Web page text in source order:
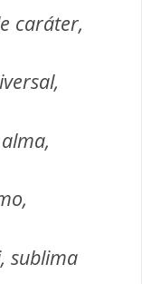
caráter,
sublima